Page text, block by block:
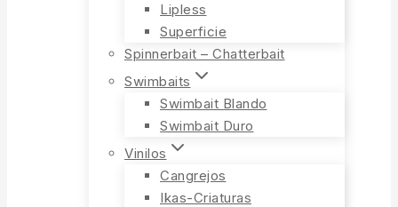
Lipless
Superficie
Spinnerbait – Chatterbait
Swimbaits
Swimbait Blando
Swimbait Duro
Vinilos
Cangrejos
Ikas-Criaturas